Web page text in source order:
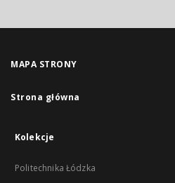
MAPA STRONY
Strona główna
Kolekcje
Politechnika Łódzka